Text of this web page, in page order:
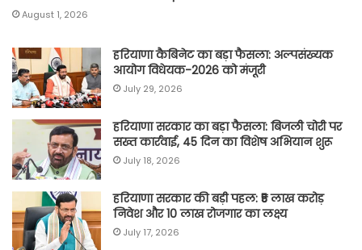
August 1, 2026
हरियाणा कैबिनेट का बड़ा फैसला: अल्पसंख्यक
आयोग विधेयक-2026 को मंजूरी
July 29, 2026
हरियाणा सरकार का बड़ा फैसला: बिजली चोरी पर
सख्त कार्रवाई, 45 दिन का विशेष अभियान शुरू
July 18, 2026
हरियाणा सरकार की बड़ी पहल: ₹5 लाख करोड़
निवेश और 10 लाख रोजगार का लक्ष्य
July 17, 2026